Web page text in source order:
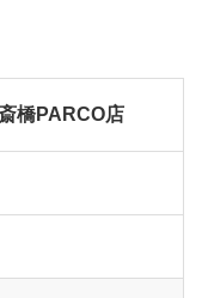
橋PARCO店